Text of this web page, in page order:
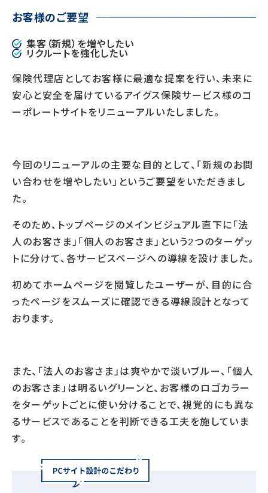
お客様のご要望
集客（新規）を増やしたい
リクルートを強化したい
保険代理店としてお客様に最適な提案を行い、未来に
安心と安全を届けているアイグス保険サービス様のコ
ーポレートサイトをリニューアルいたしました。
今回のリニューアルの主要な目的として、「新規のお問
い合わせを増やしたい」というご要望をいただきまし
た。
そのため、トップページのメインビジュアル直下に「法
人のお客さま」「個人のお客さま」という2つのターゲッ
トに分けて、各サービスページへの導線を設けました。
初めてホームページを閲覧したユーザーが、目的に合
ったページをスムーズに確認できる導線設計となって
おります。
また、「法人のお客さま」は爽やかで淡いブルー、「個人
のお客さま」は明るいグリーンと、お客様のロゴカラー
をターゲットごとに使い分けることで、視覚的にも異な
るサービスであることを判断できる工夫を施していま
す。